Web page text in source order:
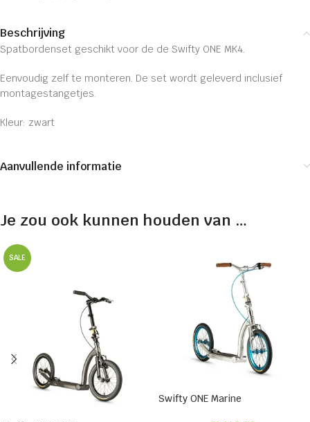
Beschrijving
Spatbordenset geschikt voor de de Swifty ONE MK4.
Eenvoudig zelf te monteren. De set wordt geleverd inclusief
montagestangetjes.
Kleur: zwart
Aanvullende informatie
Je zou ook kunnen houden van …
SALE
Swifty ONE Marine